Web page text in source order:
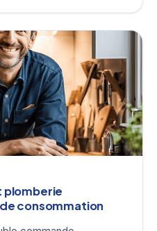
plomberie
consommation